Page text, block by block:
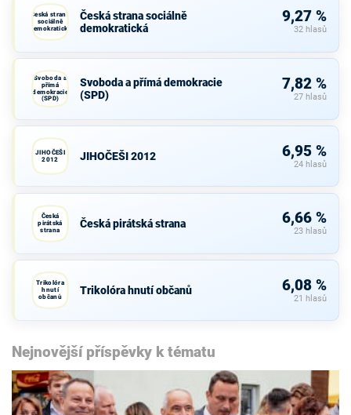
Česká strana
sociálně
demokratická
Česká strana sociálně
demokratická
9,27 %
32 hlasů
Svoboda a
přímá
demokracie
(SPD)
Svoboda a přímá demokracie
(SPD)
7,82 %
27 hlasů
JIHOČEŠI
2012
JIHOČEŠI 2012 6,95 %
24 hlasů
Česká
pirátská
strana
Česká pirátská strana 6,66 %
23 hlasů
Trikolóra
hnutí
občanů
Trikolóra hnutí občanů 6,08 %
21 hlasů
Nejnovější příspěvky k tématu